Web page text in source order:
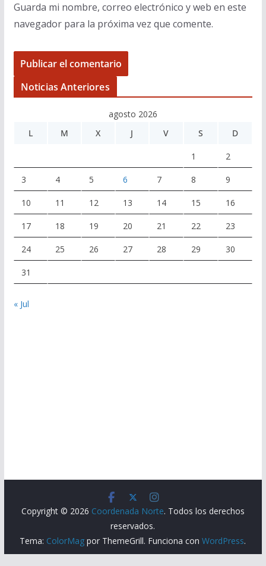
Guarda mi nombre, correo electrónico y web en este
navegador para la próxima vez que comente.
Noticias Anteriores
agosto 2026
L
M X J V S D
1 2
3 4 5 6 7 8 9
10 11 12 13 14 15 16
17 18 19 20 21 22 23
24 25 26 27 28 29 30
31
« Jul
Copyright © 2026 Coordenada Norte. Todos los derechos
reservados.
Tema: ColorMag por ThemeGrill. Funciona conWordPress.